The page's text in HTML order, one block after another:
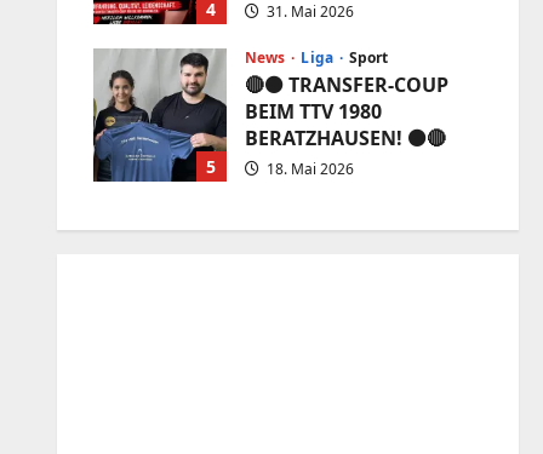
4 31. Mai 2026
5
News Liga Sport
🔴⚫️ TRANSFER-COUP
BEIM TTV 1980
BERATZHAUSEN! ⚫️🔴
18. Mai 2026